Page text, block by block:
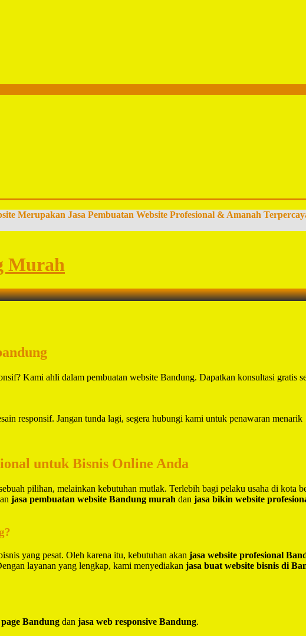
Merupakan Jasa Pembuatan Website Profesional & Amanah
Murah
Kami ahli dalam pembuatan website Bandung. Dapatkan konsultasi gratis
responsif. Jangan tunda lagi, segera hubungi kami untuk penawaran menarik
untuk Bisnis Online Anda
pilihan, melainkan kebutuhan mutlak. Terlebih bagi pelaku usaha di kota
jasa pembuatan website Bandung murah dan jasa bikin website
yang pesat. Oleh karena itu, kebutuhan akan jasa website profesional
layanan yang lengkap, kami menyediakan jasa buat website bisnis di
Bandung dan jasa web responsive Bandung.